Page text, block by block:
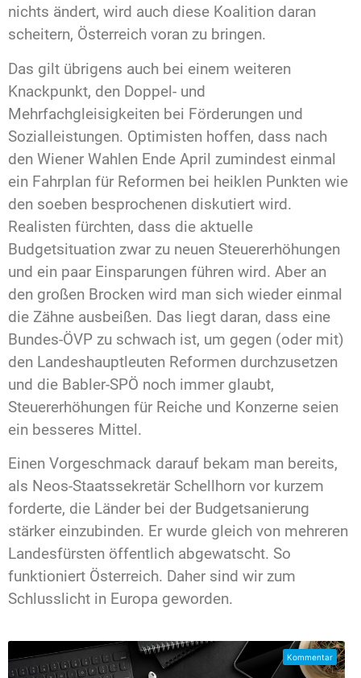
nichts ändert, wird auch diese Koalition daran
scheitern, Österreich voran zu bringen.
Das gilt übrigens auch bei einem weiteren
Knackpunkt, den Doppel- und
Mehrfachgleisigkeiten bei Förderungen und
Sozialleistungen. Optimisten hoffen, dass nach
den Wiener Wahlen Ende April zumindest einmal
ein Fahrplan für Reformen bei heiklen Punkten wie
den soeben besprochenen diskutiert wird.
Realisten fürchten, dass die aktuelle
Budgetsituation zwar zu neuen Steuererhöhungen
und ein paar Einsparungen führen wird. Aber an
den großen Brocken wird man sich wieder einmal
die Zähne ausbeißen. Das liegt daran, dass eine
Bundes-ÖVP zu schwach ist, um gegen (oder mit)
den Landeshauptleuten Reformen durchzusetzen
und die Babler-SPÖ noch immer glaubt,
Steuererhöhungen für Reiche und Konzerne seien
ein besseres Mittel.
Einen Vorgeschmack darauf bekam man bereits,
als Neos-Staatssekretär Schellhorn vor kurzem
forderte, die Länder bei der Budgetsanierung
stärker einzubinden. Er wurde gleich von mehreren
Landesfürsten öffentlich abgewatscht. So
funktioniert Österreich. Daher sind wir zum
Schlusslicht in Europa geworden.